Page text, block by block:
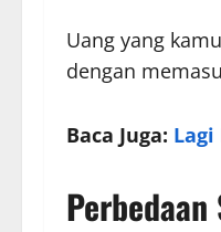
Uang yang
dengan
Baca Juga: